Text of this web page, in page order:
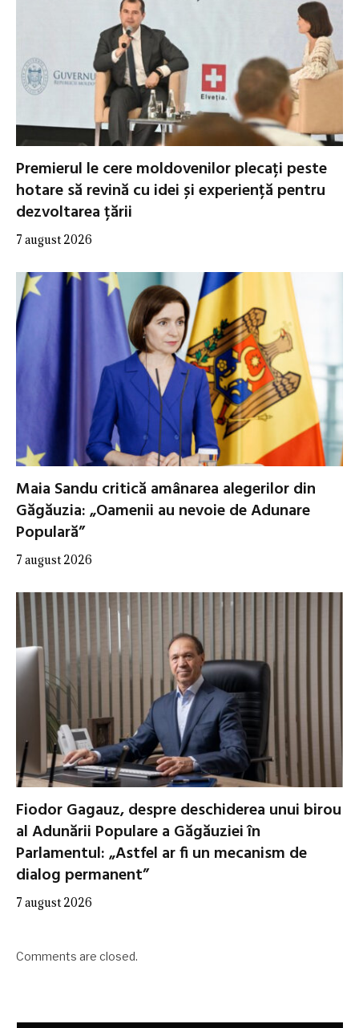
Premierul le cere moldovenilor plecați peste
hotare să revină cu idei și experiență pentru
dezvoltarea țării
7 august 2026
Maia Sandu critică amânarea alegerilor din
Găgăuzia: „Oamenii au nevoie de Adunare
Populară”
7 august 2026
Fiodor Gagauz, despre deschiderea unui birou
al Adunării Populare a Găgăuziei în
Parlamentul: „Astfel ar fi un mecanism de
dialog permanent”
7 august 2026
Comments are closed.